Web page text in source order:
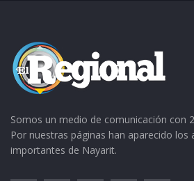
Somos un medio de comunicación con
Por nuestras páginas han aparecido
importantes de Nayarit.